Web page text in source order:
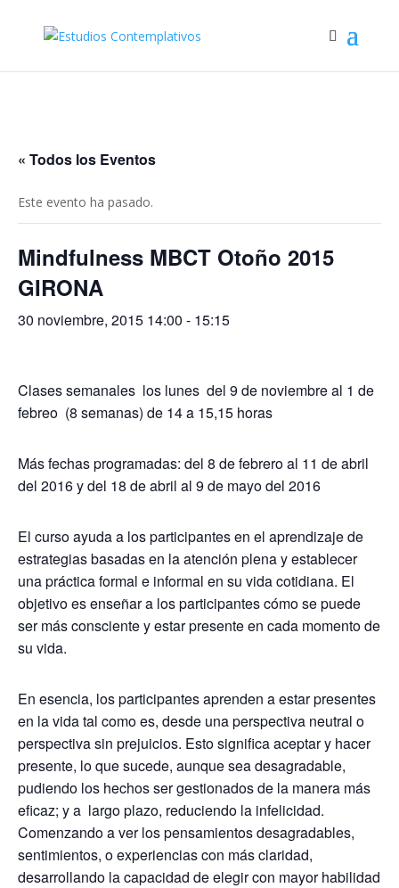
« Todos los Eventos
Este evento ha pasado.
Mindfulness MBCT Otoño 2015
GIRONA
30 noviembre, 2015 14:00 - 15:15
Clases semanales los lunes del 9 de noviembre al 1 de
febreo (8 semanas) de 14 a 15,15 horas
Más fechas programadas: del 8 de febrero al 11 de abril
del 2016 y del 18 de abril al 9 de mayo del 2016
El curso ayuda a los participantes en el aprendizaje de
estrategias basadas en la atención plena y establecer
una práctica formal e informal en su vida cotidiana. El
objetivo es enseñar a los participantes cómo se puede
ser más consciente y estar presente en cada momento de
su vida.
En esencia, los participantes aprenden a estar presentes
en la vida tal como es, desde una perspectiva neutral o
perspectiva sin prejuicios. Esto significa aceptar y hacer
presente, lo que sucede, aunque sea desagradable,
pudiendo los hechos ser gestionados de la manera más
eficaz; y a largo plazo, reduciendo la infelicidad.
Comenzando a ver los pensamientos desagradables,
sentimientos, o experiencias con más claridad,
desarrollando la capacidad de elegir con mayor habilidad